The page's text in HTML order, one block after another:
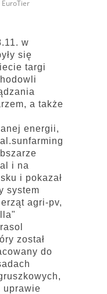
EuroTier
w
się
targi
a także
energii,
i na
i pokazał
system
agri-pv,
został
do
uprawie